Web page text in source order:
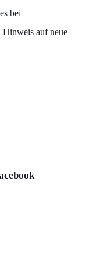
bei
Hinweis auf neue